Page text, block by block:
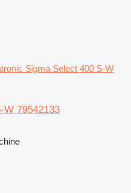
Sigma Select 400 S-W
W 79542133